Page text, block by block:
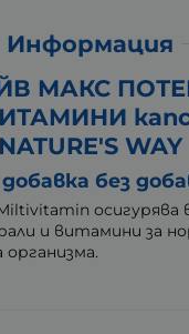
Информация
МАКС
NATURE'S WAY
без
осигурява
и витамини за